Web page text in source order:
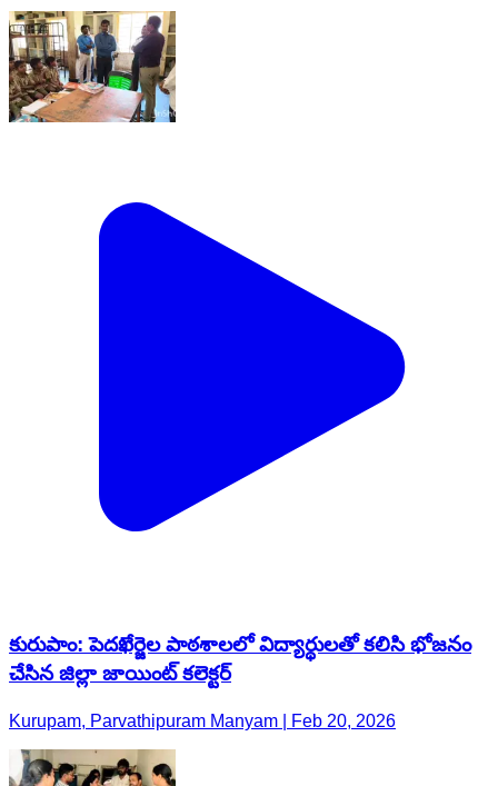
కురుపాం: పెదఖేర్జెల పాఠశాలలో విద్యార్థులతో కలిసి భోజనం
చేసిన జిల్లా జాయింట్ కలెక్టర్
Kurupam, Parvathipuram Manyam | Feb 20, 2026